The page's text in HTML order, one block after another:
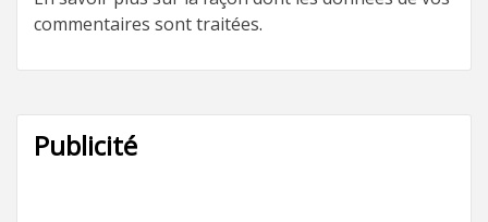
commentaires sont traitées.
Publicité